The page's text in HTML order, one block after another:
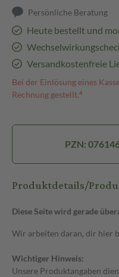
Persönliche Beratung
Heute bestellt und
Versandkostenfreie
Bei der Einlösung eines
Rechnung gestellt.⁴
PZN:
Produktdetails/
Diese Seite wird gerade
Wir arbeiten daran, dir hier
Wichtiger Hinweis:
Unsere Produktangaben